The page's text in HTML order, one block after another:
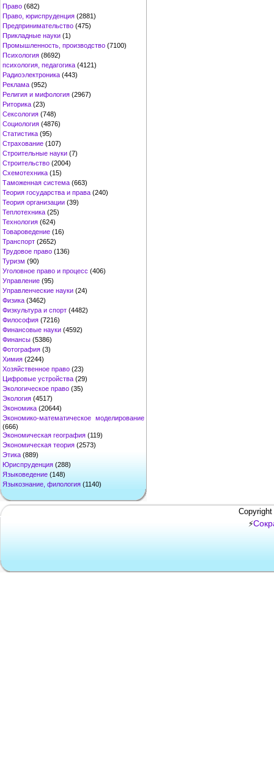
Право (682)
Право, юриспруденция (2881)
Предпринимательство (475)
Прикладные науки (1)
Промышленность, производство (7100)
Психология (8692)
психология, педагогика (4121)
Радиоэлектроника (443)
Реклама (952)
Религия и мифология (2967)
Риторика (23)
Сексология (748)
Социология (4876)
Статистика (95)
Страхование (107)
Строительные науки (7)
Строительство (2004)
Схемотехника (15)
Таможенная система (663)
Теория государства и права (240)
Теория организации (39)
Теплотехника (25)
Технология (624)
Товароведение (16)
Транспорт (2652)
Трудовое право (136)
Туризм (90)
Уголовное право и процесс (406)
Управление (95)
Управленческие науки (24)
Физика (3462)
Физкультура и спорт (4482)
Философия (7216)
Финансовые науки (4592)
Финансы (5386)
Фотография (3)
Химия (2244)
Хозяйственное право (23)
Цифровые устройства (29)
Экологическое право (35)
Экология (4517)
Экономика (20644)
Экономико-математическое моделирование
(666)
Экономическая география (119)
Экономическая теория (2573)
Этика (889)
Юриспруденция (288)
Языковедение (148)
Языкознание, филология (1140)
⚡